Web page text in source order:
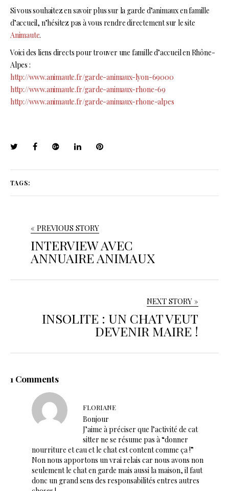
Si vous souhaitez en savoir plus sur la garde d’animaux en famille
d’accueil, n’hésitez pas à vous rendre directement sur le site
Animaute.
Voici des liens directs pour trouver une famille d’accueil en Rhône-
Alpes :
http://www.animaute.fr/garde-animaux-lyon-69000
http://www.animaute.fr/garde-animaux-rhone-69
http://www.animaute.fr/garde-animaux-rhone-alpes
TAGS:
« PREVIOUS STORY
INTERVIEW AVEC
ANNUAIRE ANIMAUX
NEXT STORY »
INSOLITE : UN CHAT VEUT
DEVENIR MAIRE !
1 Comments
FLORIANE
Bonjour
J’aime à préciser que l’activité de cat
sitter ne se résume pas à “donner
nourriture et eau et le chat est content comme ça !”
Non nous apportons un vrai relais car nous avons non
seulement le chat en garde mais aussi la maison, il faut
donc un grand sens des responsabilités entres autres